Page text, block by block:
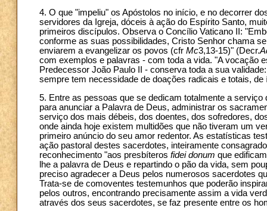
4. O que "impeliu" os Apóstolos no início, e no decorrer
servidores da Igreja, dóceis à ação do Espírito Santo,
primeiros discípulos. Observa o Concílio Vaticano II:
conforme as suas possibilidades, Cristo Senhor chama
enviarem a evangelizar os povos (cfr Mc3,13-15)" (Decr.
com exemplos e palavras - com toda a vida. "A vocação
Predecessor João Paulo II - conserva toda a sua
sempre tem necessidade de doações radicais e totais,
5. Entre as pessoas que se dedicam totalmente a
para anunciar a Palavra de Deus, administrar os
serviço dos mais débeis, dos doentes, dos sofredores,
onde ainda hoje existem multidões que não tiveram um
primeiro anúncio do seu amor redentor. As estatísticas
ação pastoral destes sacerdotes, inteiramente
reconhecimento "aos presbíteros fidei donum que
lhe a palavra de Deus e repartindo o pão da vida, sem
preciso agradecer a Deus pelos numerosos sacerdotes
Trata-se de comoventes testemunhos que poderão
pelos outros, encontrando precisamente assim a vida
através dos seus sacerdotes, se faz presente entre os